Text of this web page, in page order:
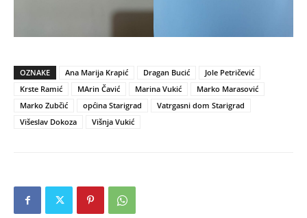
OZNAKE Ana Marija Krapić Dragan Bucić
Jole Petričević
Krste Ramić
MArin Čavić Marina Vukić
Marko Marasović
Marko Zubčić
općina Starigrad
Vatrgasni dom Starigrad
Višeslav Dokoza
Višnja Vukić